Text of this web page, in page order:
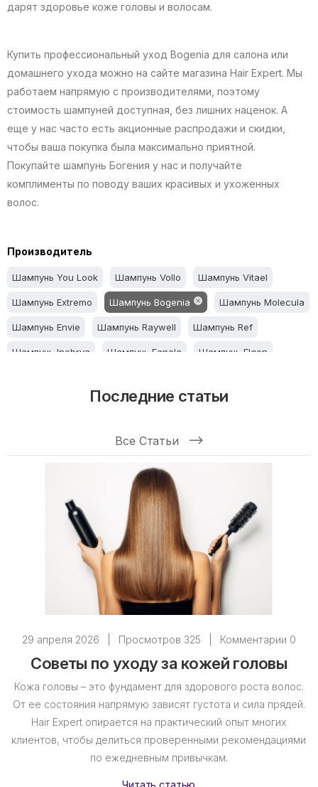
дарят здоровье коже головы и волосам.
Купить профессиональный уход Bogenia для салона или
домашнего ухода можно на сайте магазина Hair Expert. Мы
работаем напрямую с производителями, поэтому
стоимость шампуней доступная, без лишних наценок. А
еще у нас часто есть акционные распродажи и скидки,
чтобы ваша покупка была максимально приятной.
Покупайте шампунь Богения у нас и получайте
комплименты по поводу ваших красивых и ухоженных
волос.
Производитель
Шампунь You Look Шампунь Vollo Шампунь Vitael
Шампунь Extremo Шампунь Bogenia Шампунь Molecula
Шампунь Envie Шампунь Raywell Шампунь Ref
Шампунь Inebrya Шампунь Fanola Шампунь Elgon
Последние статьи
Все Статьи
29 апреля 2026 Просмотров 325 Комментарии 0
Советы по уходу за кожей головы
Кожа головы – это фундамент для здорового роста волос.
От ее состояния напрямую зависят густота и сила прядей.
Hair Expert опирается на практический опыт многих
клиентов, чтобы делиться проверенными рекомендациями
по ежедневным привычкам.
Читать статью